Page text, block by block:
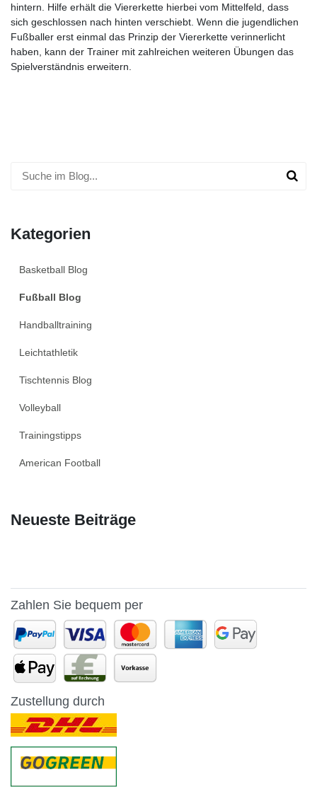
hintern. Hilfe erhält die Viererkette hierbei vom Mittelfeld, dass
sich geschlossen nach hinten verschiebt. Wenn die jugendlichen
Fußballer erst einmal das Prinzip der Viererkette verinnerlicht
haben, kann der Trainer mit zahlreichen weiteren Übungen das
Spielverständnis erweitern.
Kategorien
Basketball Blog
Fußball Blog
Handballtraining
Leichtathletik
Tischtennis Blog
Volleyball
Trainingstipps
American Football
Neueste Beiträge
Zahlen Sie bequem per
Zustellung durch